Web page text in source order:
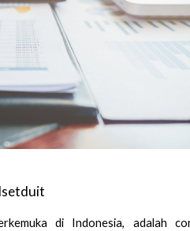
di Indonesia, adalah